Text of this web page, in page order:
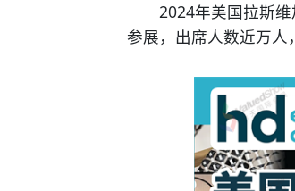
2024年美国拉斯维
参展，出席人数近万人